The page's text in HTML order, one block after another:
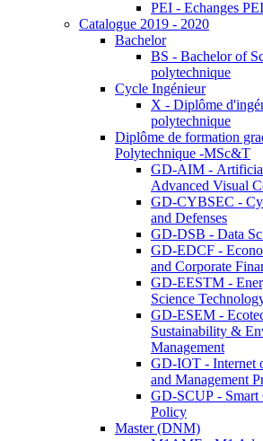
PEI - Echanges PEI
Catalogue 2019 - 2020
Bachelor
BS - Bachelor of
polytechnique
Cycle Ingénieur
X - Diplôme
polytechnique
Diplôme de formation
Polytechnique -MSc&T
GD-AIM -
Advanced Visual
GD-CYBSEC -
and Defenses
GD-DSB - Data
GD-EDCF -
and Corporate
GD-EESTM -
Science
GD-ESEM -
Sustainability &
Management
GD-IOT - Internet
and Management
GD-SCUP - Smart
Policy
Master (DNM)